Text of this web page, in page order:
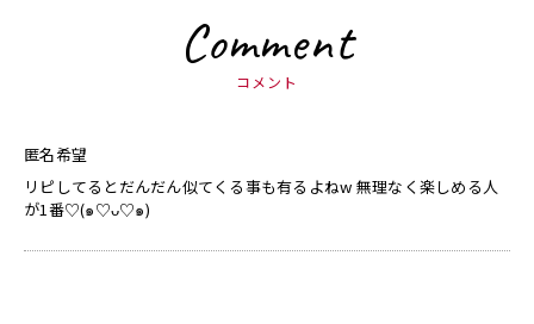
Comment
コメント
匿名希望
リピしてるとだんだん似てくる事も有るよねw 無理なく楽しめる人
が1番♡(๑♡ᴗ♡๑)